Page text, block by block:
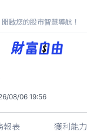
啟您的股市智慧導航！
-
08/06 19:56
報表 獲利能力